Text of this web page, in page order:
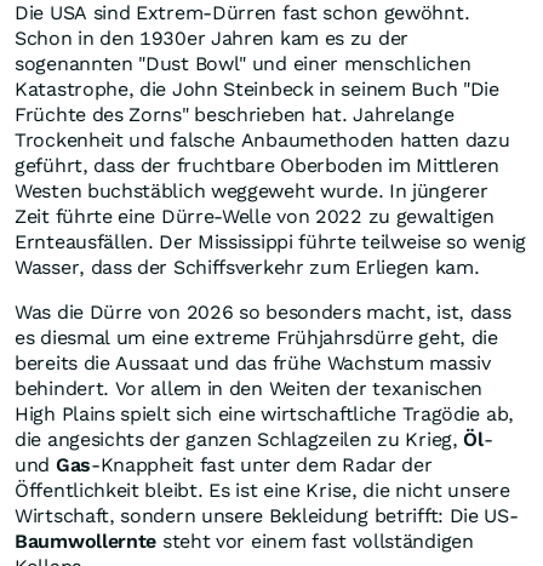
Die USA sind Extrem-Dürren fast schon gewöhnt.
Schon in den 1930er Jahren kam es zu der
sogenannten "Dust Bowl" und einer menschlichen
Katastrophe, die John Steinbeck in seinem Buch "Die
Früchte des Zorns" beschrieben hat. Jahrelange
Trockenheit und falsche Anbaumethoden hatten dazu
geführt, dass der fruchtbare Oberboden im Mittleren
Westen buchstäblich weggeweht wurde. In jüngerer
Zeit führte eine Dürre-Welle von 2022 zu gewaltigen
Ernteausfällen. Der Mississippi führte teilweise so wenig
Wasser, dass der Schiffsverkehr zum Erliegen kam.
Was die Dürre von 2026 so besonders macht, ist, dass
es diesmal um eine extreme Frühjahrsdürre geht, die
bereits die Aussaat und das frühe Wachstum massiv
behindert. Vor allem in den Weiten der texanischen
High Plains spielt sich eine wirtschaftliche Tragödie ab,
die angesichts der ganzen Schlagzeilen zu Krieg,Öl-
und Gas-Knappheit fast unter dem Radar der
Öffentlichkeit bleibt. Es ist eine Krise, die nicht unsere
Wirtschaft, sondern unsere Bekleidung betrifft: Die US-
Baumwollernte steht vor einem fast vollständigen